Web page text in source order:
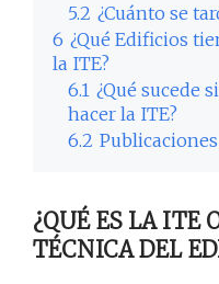
5.2 ¿Cuánto se
6 ¿Qué Edificios
la ITE?
6.1 ¿Qué sucede
hacer la ITE?
6.2
¿QUÉ ES LA ITE
TÉCNICA DEL